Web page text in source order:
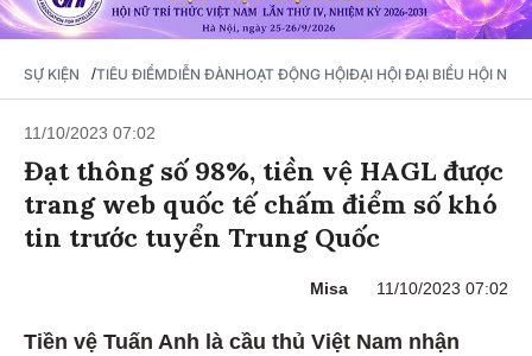
SỰ KIỆN /TIÊU ĐIỂMDIỄN ĐÀNHOẠT ĐỘNG HỘIĐẠI HỘI ĐẠI BIỂU HỘI NỮ
11/10/2023 07:02
Đạt thông số 98%, tiền vệ HAGL được
trang web quốc tế chấm điểm số khó
tin trước tuyển Trung Quốc
Misa 11/10/2023 07:02
Tiền vệ Tuấn Anh là cầu thủ Việt Nam nhận